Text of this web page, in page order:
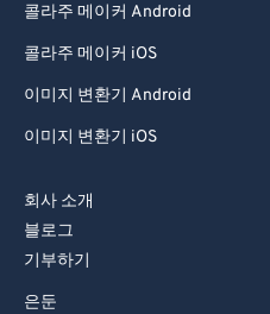
콜라주 메이커 Android
콜라주 메이커 iOS
이미지 변환기 Android
이미지 변환기 iOS
회사 소개
블로그
기부하기
은둔